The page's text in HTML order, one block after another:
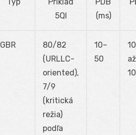
5QI
(ms)
GBR
80/82
(URLLC-
oriented),
7/9
(kritická
režia)
podľa
10–
50
10
až
10